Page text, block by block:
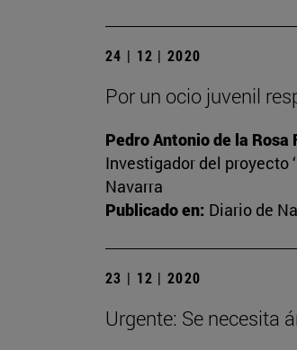
24 | 12 | 2020
Por un ocio juvenil
Pedro Antonio de la Rosa
Investigador del proyecto
Navarra
Publicado en: Diario de
23 | 12 | 2020
Urgente: Se necesita